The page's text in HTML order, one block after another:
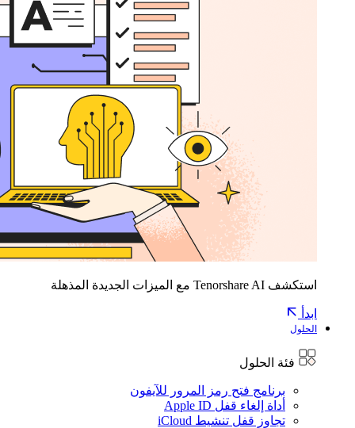
استكشف Tenorshare AI مع الميزات الجديدة المذهلة
ابدأ
الحلول
فئة الحلول
برنامج فتح رمز المرور للآيفون
أداة إلغاء قفل Apple ID
تجاوز قفل تنشيط iCloud